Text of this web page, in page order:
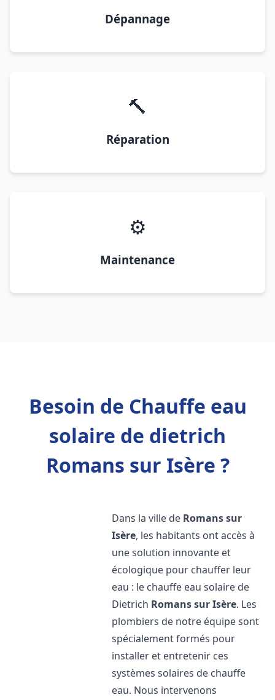
Dépannage
🔨
Réparation
⚙️
Maintenance
Besoin de Chauffe eau
solaire de dietrich
Romans sur Isère ?
Dans la ville de Romans sur
Isère, les habitants ont accès à
une solution innovante et
écologique pour chauffer leur
eau : le chauffe eau solaire de
Dietrich Romans sur Isère. Les
plombiers de notre équipe sont
spécialement formés pour
installer et entretenir ces
systèmes solaires de chauffe
eau. Nous intervenons